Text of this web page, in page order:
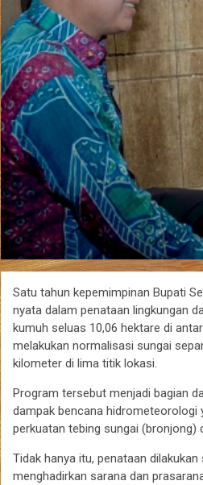
Satu tahun kepemimpinan Bupati
nyata dalam penataan lingkungan
kumuh seluas 10,06 hektare di
melakukan normalisasi sungai
kilometer di lima titik lokasi.
Program tersebut menjadi bagian
dampak bencana hidrometeorologi
perkuatan tebing sungai (bronjong)
Tidak hanya itu, penataan
menghadirkan sarana dan